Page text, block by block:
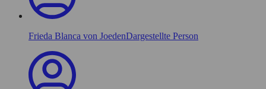
Frieda Blanca von JoedenDargestellte Person